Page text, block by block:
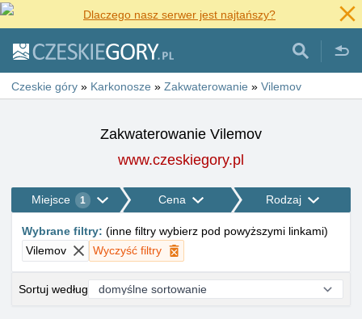
Dlaczego nasz serwer jest najtańszy?
Czeskie góry » Karkonosze » Zakwaterowanie » Vilemov
Zakwaterowanie Vilemov
www.czeskiegory.pl
Miejsce 1 Cena Rodzaj
Wybrane filtry: (inne filtry wybierz pod powyższymi linkami)
Vilemov
Wyczyść filtry
Sortuj według